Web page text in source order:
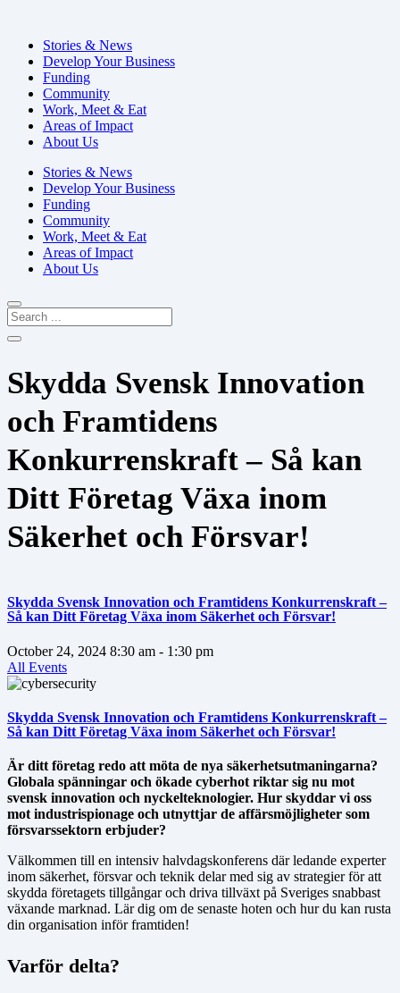
Stories & News
Develop Your Business
Funding
Community
Work, Meet & Eat
Areas of Impact
About Us
Stories & News
Develop Your Business
Funding
Community
Work, Meet & Eat
Areas of Impact
About Us
Skydda Svensk Innovation
och Framtidens
Konkurrenskraft – Så kan
Ditt Företag Växa inom
Säkerhet och Försvar!
Skydda Svensk Innovation och Framtidens Konkurrenskraft –
Så kan Ditt Företag Växa inom Säkerhet och Försvar!
October 24, 2024 8:30 am - 1:30 pm
All Events
Skydda Svensk Innovation och Framtidens Konkurrenskraft –
Så kan Ditt Företag Växa inom Säkerhet och Försvar!
Är ditt företag redo att möta de nya säkerhetsutmaningarna?
Globala spänningar och ökade cyberhot riktar sig nu mot
svensk innovation och nyckelteknologier. Hur skyddar vi oss
mot industrispionage och utnyttjar de affärsmöjligheter som
försvarssektorn erbjuder?
Välkommen till en intensiv halvdagskonferens där ledande experter
inom säkerhet, försvar och teknik delar med sig av strategier för att
skydda företagets tillgångar och driva tillväxt på Sveriges snabbast
växande marknad. Lär dig om de senaste hoten och hur du kan rusta
din organisation inför framtiden!
Varför delta?